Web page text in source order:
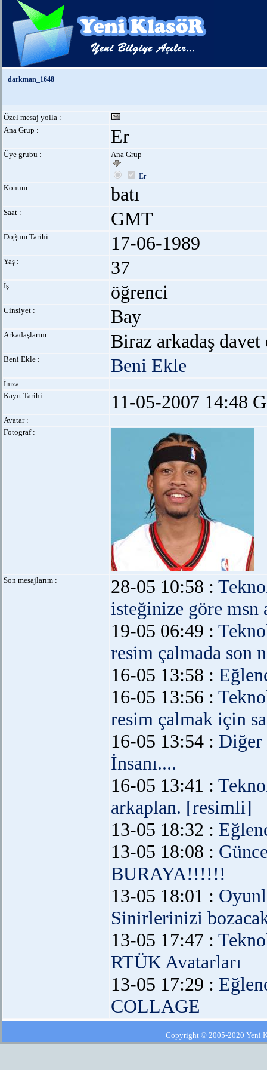
darkman_1648
Özel mesaj yolla :
Ana Grup :
Er
Üye grubu : Ana Grup
Er
Konum :
batı
Saat : GMT
Doğum Tarihi : 17-06-1989
Yaş : 37
İş : öğrenci
Cinsiyet : Bay
Arkadaşlarım : Biraz arkadaş davet
Beni Ekle : Beni Ekle
İmza :
Kayıt Tarihi :
11-05-2007 14:48
Avatar :
Fotograf :
Son mesajlarım : 28-05 10:58 :
isteğinize göre msn
19-05 06:49 :
resim çalmada son
16-05 13:58 :
16-05 13:56 :
resim çalmak için
16-05 13:54 : Diğer
İnsanı....
16-05 13:41 :
arkaplan. [resimli]
13-05 18:32 :
13-05 18:08 :
BURAYA!!!!!!
13-05 18:01 :
Sinirlerinizi
13-05 17:47 :
RTÜK Avatarları
13-05 17:29 :
COLLAGE
Copyright © 2005-2020 Yeni